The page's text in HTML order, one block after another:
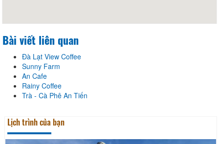
Bài viết liên quan
Đà Lạt View Coffee
Sunny Farm
An Cafe
Rainy Coffee
Trà - Cà Phê An Tiến
Lịch trình của bạn